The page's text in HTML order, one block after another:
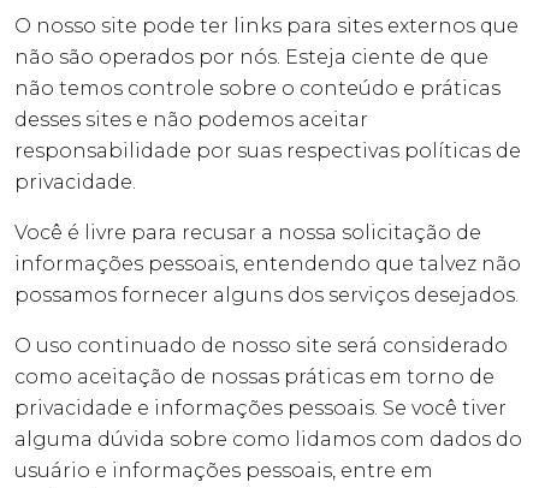
O nosso site pode ter links para sites externos que
não são operados por nós. Esteja ciente de que
não temos controle sobre o conteúdo e práticas
desses sites e não podemos aceitar
responsabilidade por suas respectivas políticas de
privacidade.
Você é livre para recusar a nossa solicitação de
informações pessoais, entendendo que talvez não
possamos fornecer alguns dos serviços desejados.
O uso continuado de nosso site será considerado
como aceitação de nossas práticas em torno de
privacidade e informações pessoais. Se você tiver
alguma dúvida sobre como lidamos com dados do
usuário e informações pessoais, entre em